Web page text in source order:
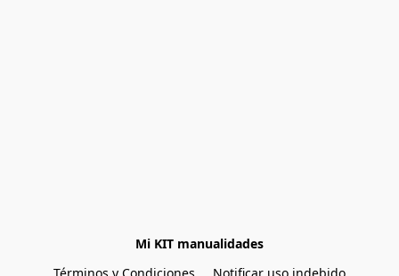
Mi KIT manualidades